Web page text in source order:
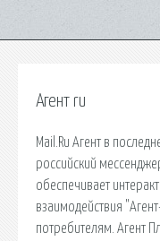
Агент ru
Mail.Ru Агент в
российский
обеспечивает
взаимодействия
потребителям. Агент